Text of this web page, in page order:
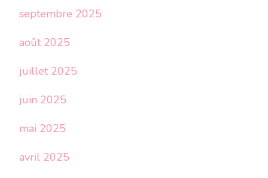
septembre 2025
août 2025
juillet 2025
juin 2025
mai 2025
avril 2025